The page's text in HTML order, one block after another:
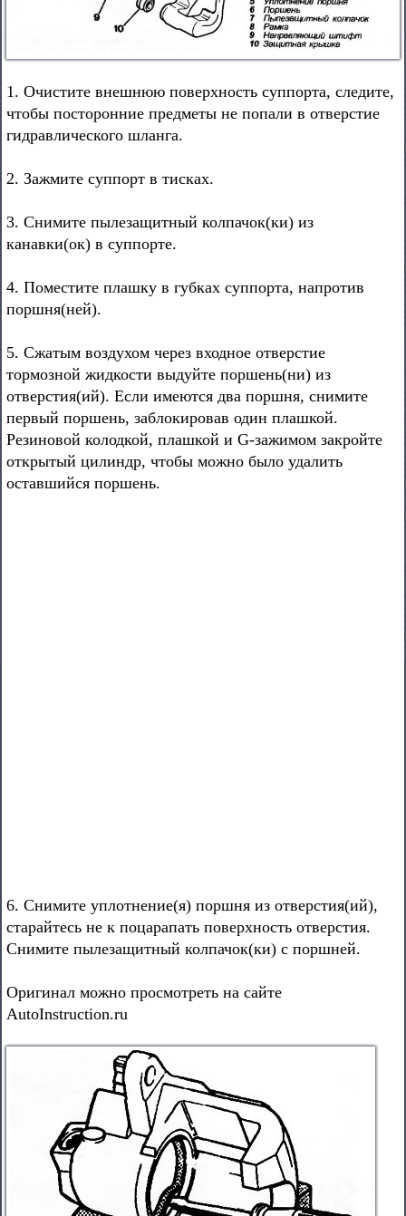
1. Очистите внешнюю поверхность суппорта, следите,
чтобы посторонние предметы не попали в отверстие
гидравлического шланга.
2. Зажмите суппорт в тисках.
3. Снимите пылезащитный колпачок(ки) из
канавки(ок) в суппорте.
4. Поместите плашку в губках суппорта, напротив
поршня(ней).
5. Сжатым воздухом через входное отверстие
тормозной жидкости выдуйте поршень(ни) из
отверстия(ий). Если имеются два поршня, снимите
первый поршень, заблокировав один плашкой.
Резиновой колодкой, плашкой и G-зажимом закройте
открытый цилиндр, чтобы можно было удалить
оставшийся поршень.
6. Снимите уплотнение(я) поршня из отверстия(ий),
старайтесь не к поцарапать поверхность отверстия.
Снимите пылезащитный колпачок(ки) с поршней.
Оригинал можно просмотреть на сайте
AutoInstruction.ru